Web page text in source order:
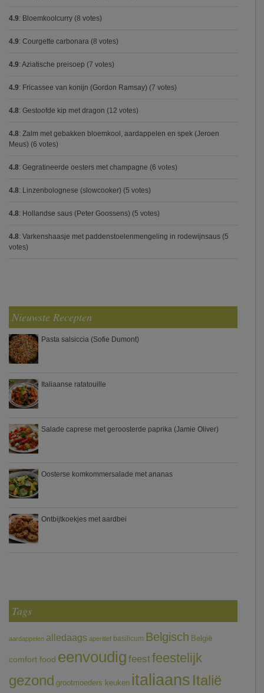
4.9: Bloemkoolcurry (8 votes)
4.9: Courgette carbonara (8 votes)
4.9: Aziatische preisoep (7 votes)
4.9: Fricassee van konijn (Gordon Ramsay) (7 votes)
4.8: Gestoofde kip met dragon (12 votes)
4.8: Zalm met gebakken bloemkool, aardappelen en spek (Jeroen
Meus) (6 votes)
4.8: Gegratineerde oesters met champagne (6 votes)
4.8: Linzenbolognese (slowcooker) (5 votes)
4.8: Hollandse saus (Peter Goossens) (5 votes)
4.8: Varkenshaasje met paddenstoelenmengeling in rodewijnsaus (5
votes)
Nieuwste Recepten
Pasta salsiccia (Sofie Dumont)
Italiaanse ratatouille
Salade caprese met geroosterde paprika (Jamie Oliver)
Oosterse komkommersalade met ananas
Ontbijtkoekjes met aardbei
Tags
aardappelen alledaags aperitief basilicum Belgisch België
comfort food eenvoudig feestfeestelijk
gezond grootmoeders keuken italiaans Italië